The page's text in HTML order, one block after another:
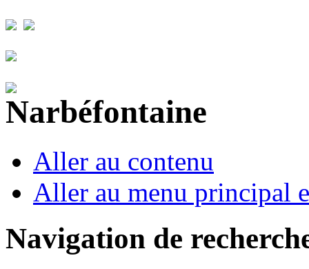
Aller au contenu
Aller au menu principal
Navigation de